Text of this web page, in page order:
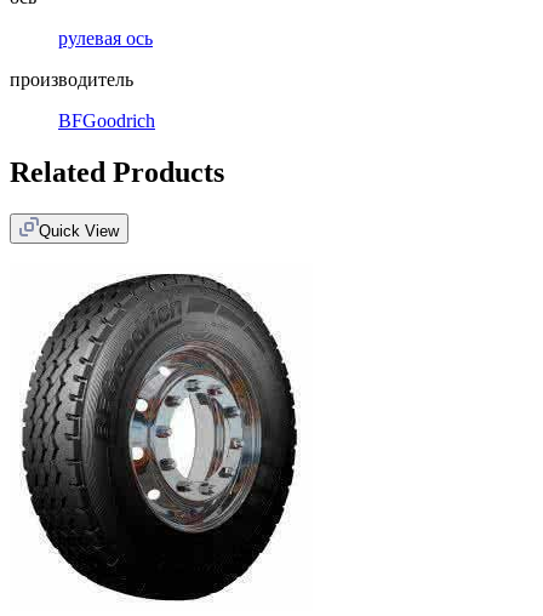
рулевая ось
производитель
BFGoodrich
Related Products
Quick View